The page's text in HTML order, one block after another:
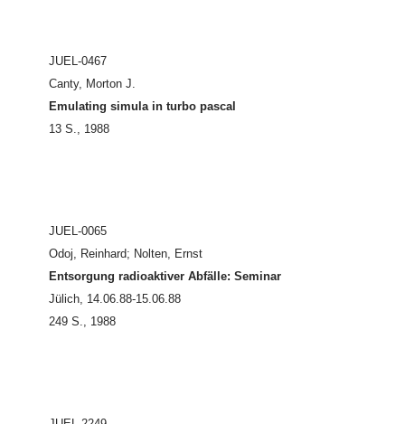
JUEL-0467
Canty, Morton J.
Emulating simula in turbo pascal
13 S., 1988
JUEL-0065
Odoj, Reinhard; Nolten, Ernst
Entsorgung radioaktiver Abfälle: Seminar
Jülich, 14.06.88-15.06.88
249 S., 1988